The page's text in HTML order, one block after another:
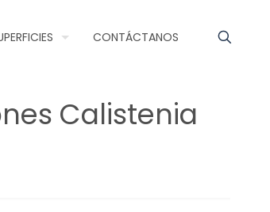
CONTÁCTANOS
Calistenia